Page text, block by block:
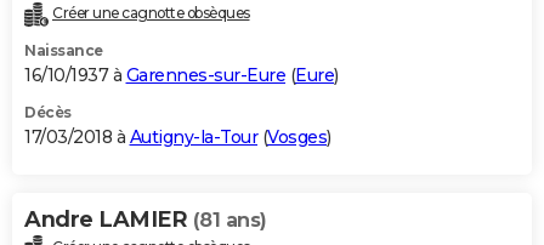
Créer une cagnotte obsèques
Naissance
16/10/1937 à Garennes-sur-Eure (Eure)
Décès
17/03/2018 à Autigny-la-Tour(Vosges)
Andre LAMIER (81 ans)